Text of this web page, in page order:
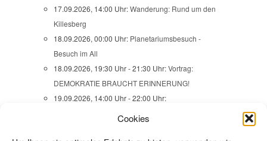
Cookies
17.09.2026, 14:00 Uhr:Wanderung: Rund um den
Killesberg
18.09.2026, 00:00 Uhr: Planetariumsbesuch -
Besuch im All
18.09.2026, 19:30 Uhr - 21:30 Uhr:Vortrag:
DEMOKRATIE BRAUCHT ERINNERUNG!
19.09.2026, 14:00 Uhr - 22:00 Uhr: